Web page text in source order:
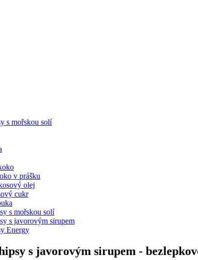
s mořskou solí
v prášku
olej
cukr
s mořskou solí
s javorovým sirupem
Energy
s javorovým sirupem -